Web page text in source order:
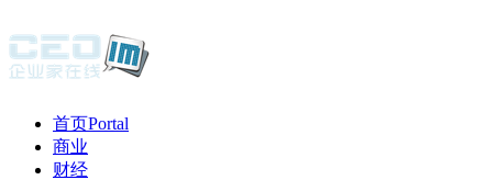
首页Portal
商业
财经